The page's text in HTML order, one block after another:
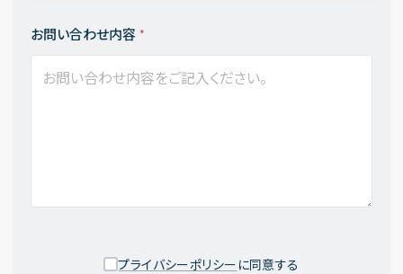
お問い合わせ内容 *
プライバシーポリシー に同意する